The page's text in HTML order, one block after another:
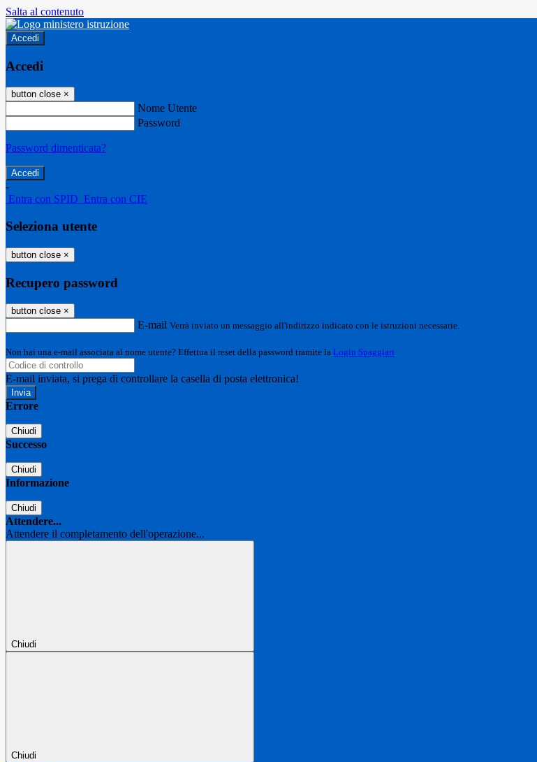
Salta al contenuto
Accedi
Accedi
button close ×
Nome Utente
Password
Password dimenticata?
-
Entra con SPID Entra con CIE
Seleziona utente
button close ×
Recupero password
button close ×
E-mail Verrà inviato un messaggio all'indirizzo indicato con le istruzioni necessarie.
Non hai una e-mail associata al nome utente? Effettua il reset della password tramite la Login Spaggiari
E-mail inviata, si prega di controllare la casella di posta elettronica!
Errore
Chiudi
Successo
Chiudi
Informazione
Chiudi
Attendere...
Attendere il completamento dell'operazione...
Chiudi
Chiudi